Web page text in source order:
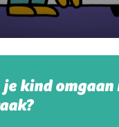
je kind omgaan